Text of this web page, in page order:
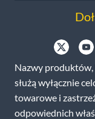
Nazwy
służą wyłącznie
towarowe i
odpowiednich